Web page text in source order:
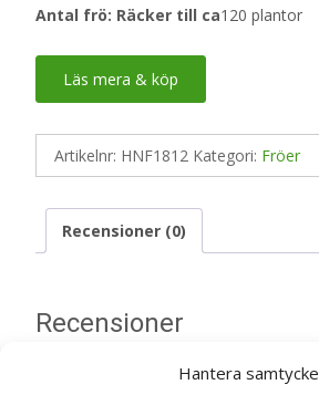
Hantera samtycke
Antal frö: Räcker till ca120 plantor
Läs mera & köp
Artikelnr: HNF1812 Kategori: Fröer
Recensioner (0)
Recensioner
Det finns inga recensioner än.